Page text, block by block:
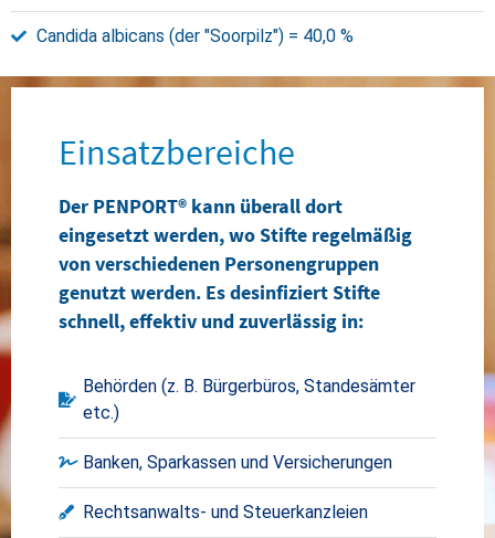
Candida albicans (der "Soorpilz") = 40,0 %
Einsatzbereiche
Der PENPORT® kann überall dort
eingesetzt werden, wo Stifte regelmäßig
von verschiedenen Personengruppen
genutzt werden. Es desinfiziert Stifte
schnell, effektiv und zuverlässig in:
Behörden (z. B. Bürgerbüros, Standesämter
etc.)
Banken, Sparkassen und Versicherungen
Rechtsanwalts- und Steuerkanzleien